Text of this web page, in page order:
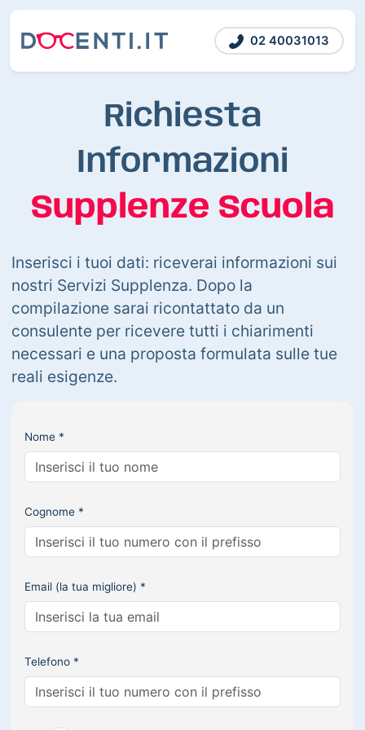
02 40031013
Richiesta
Informazioni
Supplenze Scuola
Inserisci i tuoi dati: riceverai informazioni sui
nostri Servizi Supplenza. Dopo la
compilazione sarai ricontattato da un
consulente per ricevere tutti i chiarimenti
necessari e una proposta formulata sulle tue
reali esigenze.
Nome *
Cognome *
Email (la tua migliore) *
Telefono *